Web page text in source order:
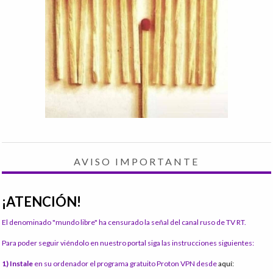
AVISO IMPORTANTE
¡ATENCIÓN!
El denominado "mundo libre" ha censurado la señal del canal ruso de TV RT.
Para poder seguir viéndolo en nuestro portal siga las instrucciones siguientes:
1) Instale en su ordenador el programa gratuito Proton VPN desdeaquí: